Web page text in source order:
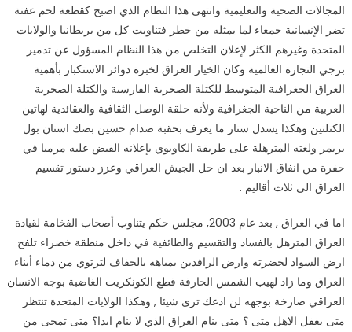
المجالات الصحية والتعليمية وانتهى هذا النظام الذي اصبح كقطعة لحم عفنة
تضر الإنسانية جمعاء لما يمثله من خطر فتناوبت كل من بريطانيا والولايات
المتحدة وغيرهم الكثر لإعلان التخلص من هذا النظام المسؤول عن تدمير
برجي التجارة العالمية وكان الخيار العراق لخبرة دوائر الاستكبار بأهمية
العراق الجغرافية المتوسط للكتلة الصخرية الفارسية والكتلة الصخرية
العربية من الناحية الجغرافية ولأنه حلقة الوصل الثقافية والعقائدية لهاتين
الكتلتين وهكذا يسدل ستار ما يعرف بحقبة صدام حسين بصك اسنان بول
بريمر ولغته المترهلة على طريقة الكاوبوي بإعلانه القبض عليه مرميا في
حفرة من انفاق الانبار بعد ان حل الجيش العراقي وعزز دستور تقسيم
العراق الى ثلاث أقاليم .
اما في العراق , بعد عام 2003, مجلس حكم يتناوب أصحاب الفخامة لقيادة
العراق المترهل بالفساد والتقسيم والطائفية في داخل منطقة خضراء تلفح
ارض السواد لخضرته وارض الرافدين بمياهه بالجفاف لترتوي من دماء أبناء
العراق وما زاد لهيب الشمس الحارقة قطع الكونكريت الغاضبة بوجه الانسان
العراقي صارخة بوجهه لن ادعك ترى شيئا , وهكذا الولايات المتحدة تنتظر
متى يغفل الاهل متى ؟ متى ينام العراق الذي لا ينام ابدا؟ متى تمحى من